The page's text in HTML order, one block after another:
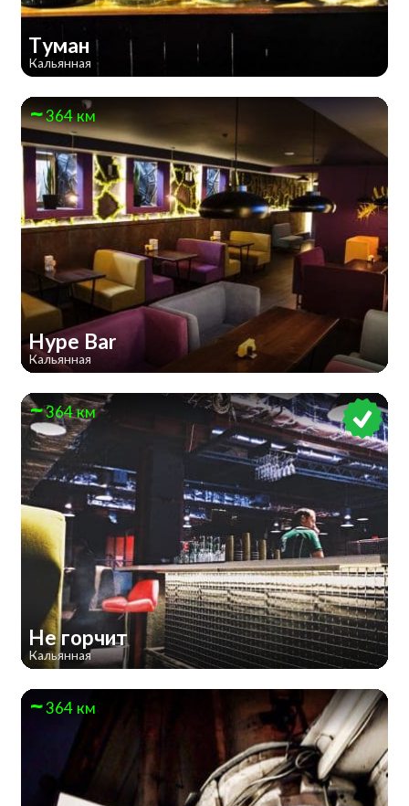
Туман
Кальянная
364 км
Hype Bar
Кальянная
364 км
Не горчит
Кальянная
364 км